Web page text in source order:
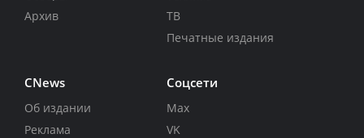
Архив
ТВ
Печатные издания
CNews
Об издании
Реклама
Соцсети
Max
VK